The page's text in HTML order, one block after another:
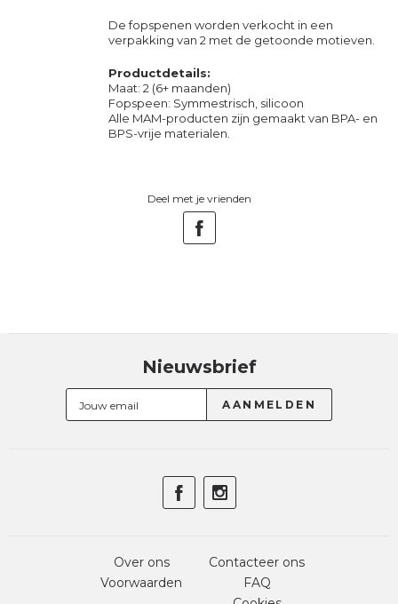
De fopspenen worden verkocht in een
verpakking van 2 met de getoonde motieven.
Productdetails:
Maat: 2 (6+ maanden)
Fopspeen: Symmestrisch, silicoon
Alle MAM-producten zijn gemaakt van BPA- en
BPS-vrije materialen.
Deel met je vrienden
Nieuwsbrief
Over ons
Voorwaarden
Contacteer ons
FAQ